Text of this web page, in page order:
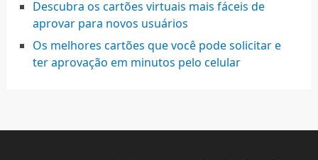
Descubra os cartões virtuais mais fáceis de
aprovar para novos usuários
Os melhores cartões que você pode solicitar e
ter aprovação em minutos pelo celular